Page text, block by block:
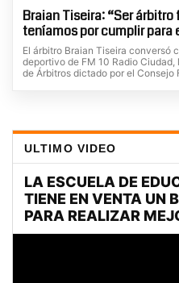
Braian Tiseira: “Ser
teníamos por cumplir para
El árbitro Braian Tiseira conversó
deportivo de FM 10 Radio
de Árbitros dictado por el Consejo
ULTIMO VIDEO